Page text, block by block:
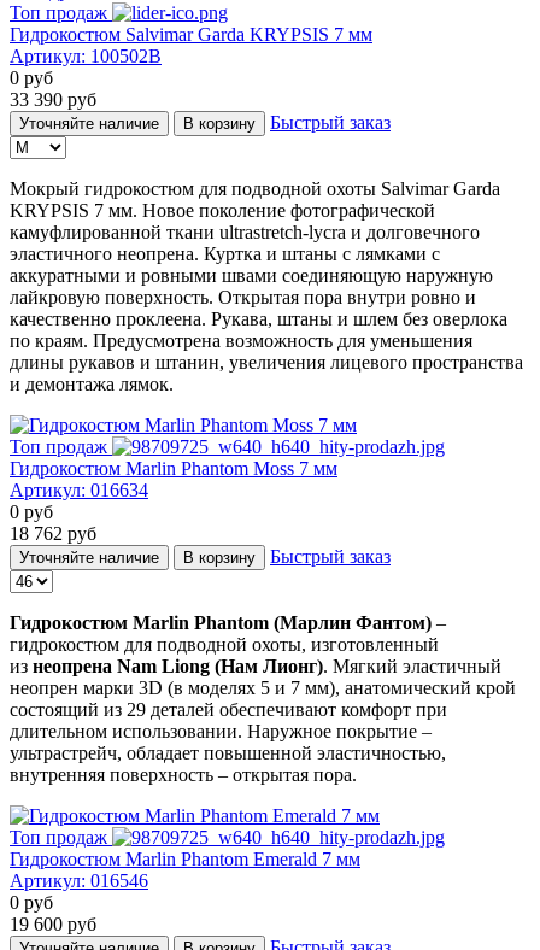
Топ продаж
Гидрокостюм Salvimar Garda KRYPSIS 7 мм
Артикул: 100502B
0 руб
33 390 руб
Уточняйте наличие В корзину Быстрый заказ
Мокрый гидрокостюм для подводной охоты Salvimar Garda
KRYPSIS 7 мм. Новое поколение фотографической
камуфлированной ткани ultrastretch-lycra и долговечного
эластичного неопрена. Куртка и штаны с лямками с
аккуратными и ровными швами соединяющую наружную
лайкровую поверхность. Открытая пора внутри ровно и
качественно проклеена. Рукава, штаны и шлем без оверлока
по краям. Предусмотрена возможность для уменьшения
длины рукавов и штанин, увеличения лицевого пространства
и демонтажа лямок.
Топ продаж
Гидрокостюм Marlin Phantom Moss 7 мм
Артикул: 016634
0 руб
18 762 руб
Уточняйте наличие В корзину Быстрый заказ
Гидрокостюм Marlin Phantom (Марлин Фантом) –
гидрокостюм для подводной охоты, изготовленный
из неопрена Nam Liong (Нам Лионг). Мягкий эластичный
неопрен марки 3D (в моделях 5 и 7 мм), анатомический крой
состоящий из 29 деталей обеспечивают комфорт при
длительном использовании. Наружное покрытие –
ультрастрейч, обладает повышенной эластичностью,
внутренняя поверхность – открытая пора.
Топ продаж
Гидрокостюм Marlin Phantom Emerald 7 мм
Артикул: 016546
0 руб
19 600 руб